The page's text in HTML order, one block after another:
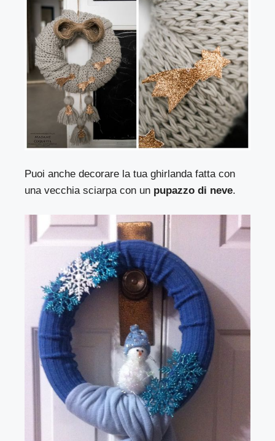
Puoi anche decorare la tua ghirlanda fatta con
una vecchia sciarpa con un pupazzo di neve.